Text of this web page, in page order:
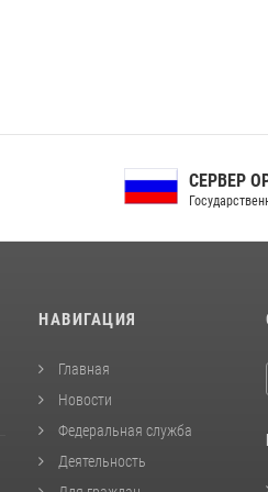
СЕРВЕР ОРГАНОВ
Государственной власти РФ
НАВИГАЦИЯ
Главная
Новости
Федеральная служба
Деятельность